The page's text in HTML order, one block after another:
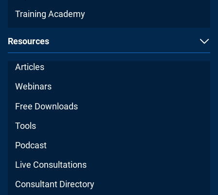
Training Academy
Resources
Articles
Webinars
Free Downloads
Tools
Podcast
Live Consultations
Consultant Directory